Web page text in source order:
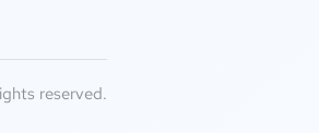
reserved.